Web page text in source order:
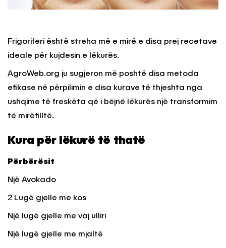
Frigoriferi është streha më e mirë e disa prej recetave
ideale për kujdesin e lëkurës.
AgroWeb.org ju sugjeron më poshtë disa metoda
efikase në përpilimin e disa kurave të thjeshta nga
ushqime të freskëta që i bëjnë lëkurës një transformim
të mirëfilltë.
Kura për lëkurë të thatë
Përbërësit
Një Avokado
2 Lugë gjelle me kos
Një lugë gjelle me vaj ulliri
Një lugë gjelle me mjaltë